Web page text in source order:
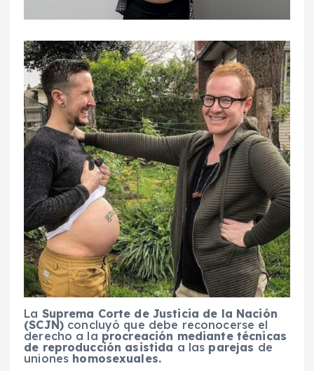
La Suprema Corte de Justicia de la Nación
(SCJN)concluyó que debe reconocerse el
derecho a la procreación mediante técnicas
de reproducción asistida a las parejas de
uniones homosexuales.